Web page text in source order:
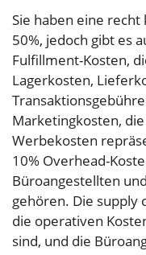
Sie haben eine
50%, jedoch gibt es
Fulfillment-Kosten,
Lagerkosten,
Marketingkosten,
Werbekosten
10% Overhead-
Büroangestellten
gehören. Die supply
die operativen
sind, und die